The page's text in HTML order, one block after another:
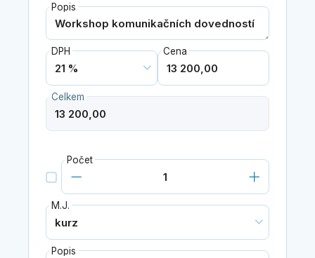
Popis
DPH Cena
Celkem
Počet
M.J.
Popis